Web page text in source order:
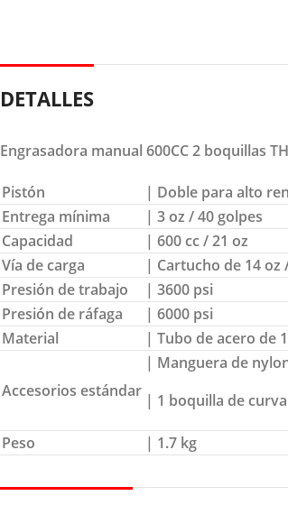
DETALLES
Engrasadora manual 600CC 2 boquillas
Pistón
| Doble para alto
Entrega mínima
| 3 oz / 40 golpes
Capacidad
| 600 cc / 21 oz
Vía de carga
| Cartucho de 14 oz
Presión de trabajo
| 3600 psi
Presión de ráfaga
| 6000 psi
Material
| Tubo de acero de
Accesorios estándar
| Manguera de
| 1 boquilla de
Peso | 1.7 kg